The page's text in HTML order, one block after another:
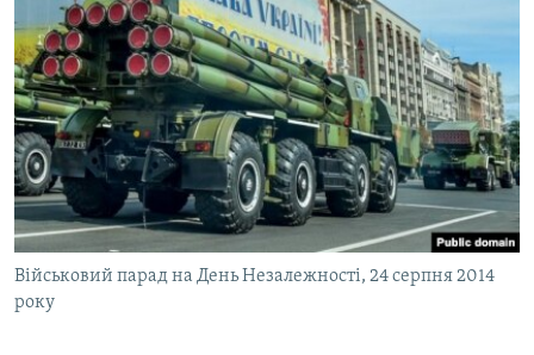
Військовий парад на День Незалежності, 24 серпня 2014
року